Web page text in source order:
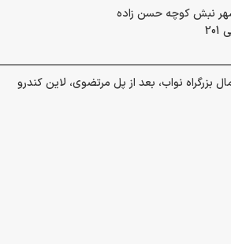
بزرگراه نواب، بعد از پل مرتضوی، لاین کندرو